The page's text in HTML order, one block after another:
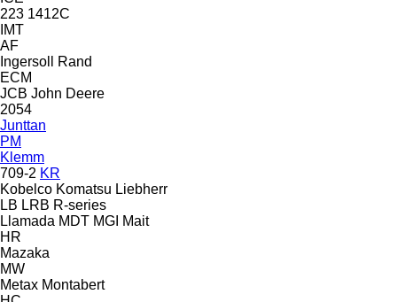
223 1412C
IMT
AF
Ingersoll Rand
ECM
JCB John Deere
2054
Junttan
PM
Klemm
709-2 KR
Kobelco Komatsu Liebherr
LB LRB R-series
Llamada MDT MGI Mait
HR
Mazaka
MW
Metax Montabert